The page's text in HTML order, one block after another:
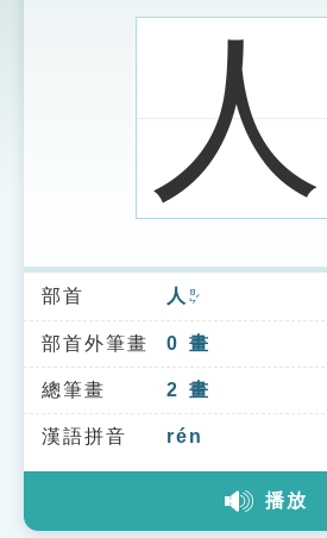
索引選單
知識索引
單字索引
生命大百科索引
人
部首 人 ㄖㄣˊ
部首外筆畫 0 畫
總筆畫 2 畫
漢語拼音 rén
播放